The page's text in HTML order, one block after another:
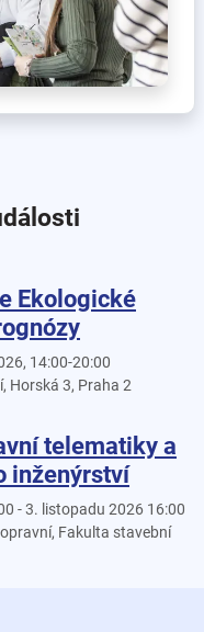
Ekologické
14:00-20:00
Horská 3, Praha 2
telematiky a
inženýrství
- 3. listopadu 2026 16:00
Fakulta stavební